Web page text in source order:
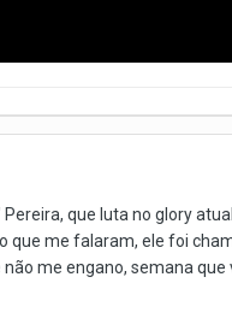
que luta no glory
que me falaram, ele foi
me engano, semana